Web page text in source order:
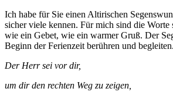
Ich habe für Sie einen Altirischen
sicher viele kennen. Für mich sind die Worte
wie ein Gebet, wie ein warmer Gruß. Der
Beginn der Ferienzeit berühren und begleiten.
Der Herr sei vor dir,
um dir den rechten Weg zu zeigen,